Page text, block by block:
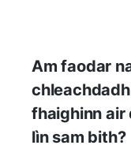
Am faodar
fhaighinn air
lìn sam bith?